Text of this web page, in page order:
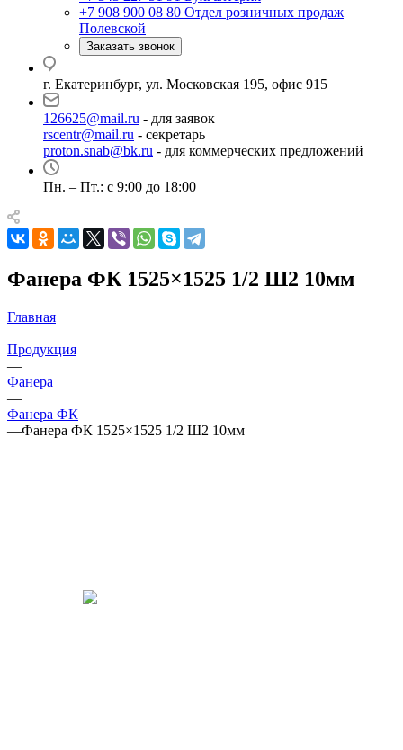
+7 908 900 08 80 Отдел розничных продаж
Полевской
Заказать звонок
г. Екатеринбург, ул. Московская 195, офис 915
126625@mail.ru - для заявок
rscentr@mail.ru - секретарь
proton.snab@bk.ru - для коммерческих предложений
Пн. – Пт.: с 9:00 до 18:00
Фанера ФК 1525×1525 1/2 Ш2 10мм
Главная
—
Продукция
—
Фанера
—
Фанера ФК
—Фанера ФК 1525×1525 1/2 Ш2 10мм